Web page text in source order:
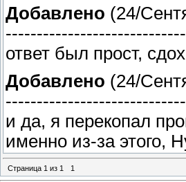
Добавлено (24/
ответ был прост,
Добавлено (24/
и да, я перекопал
именно из-за этого,
Страница 1 из 1 1